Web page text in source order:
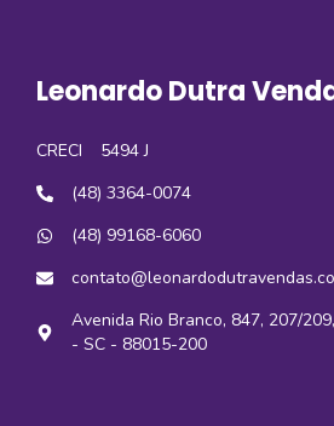
Leonardo Dutra
CRECI
5494 J
(48) 3364-0074
(48) 99168-6060
Avenida Rio Branco, 847, 207/
- SC - 88015-200